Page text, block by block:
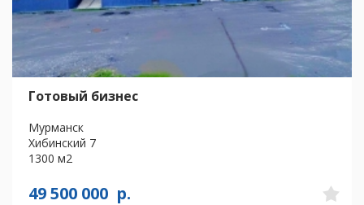
Готовый бизнес
Мурманск
Хибинский 7
1300 м2
49 500 000 р.